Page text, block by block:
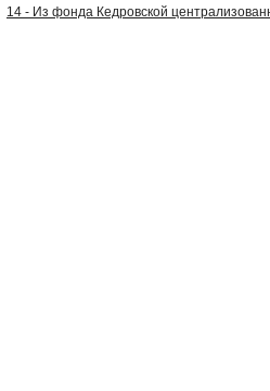
14 - Из фонда Кедровской